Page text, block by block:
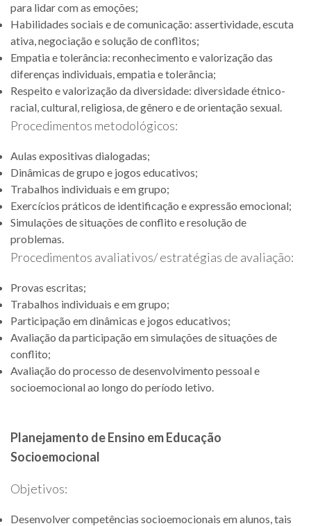
para lidar com as emoções;
Habilidades sociais e de comunicação: assertividade, escuta
ativa, negociação e solução de conflitos;
Empatia e tolerância: reconhecimento e valorização das
diferenças individuais, empatia e tolerância;
Respeito e valorização da diversidade: diversidade étnico-
racial, cultural, religiosa, de gênero e de orientação sexual.
Procedimentos metodológicos:
Aulas expositivas dialogadas;
Dinâmicas de grupo e jogos educativos;
Trabalhos individuais e em grupo;
Exercícios práticos de identificação e expressão emocional;
Simulações de situações de conflito e resolução de
problemas.
Procedimentos avaliativos/ estratégias de avaliação:
Provas escritas;
Trabalhos individuais e em grupo;
Participação em dinâmicas e jogos educativos;
Avaliação da participação em simulações de situações de
conflito;
Avaliação do processo de desenvolvimento pessoal e
socioemocional ao longo do período letivo.
Planejamento de Ensino em Educação
Socioemocional
Objetivos:
Desenvolver competências socioemocionais em alunos, tais